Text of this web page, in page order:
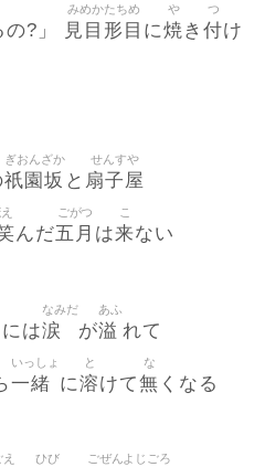
の?」 見目形目
みめかたちめ
に焼
や
き 付
つ
け
祇園坂
ぎおんざか
と 扇子屋
せんすや
んだ五月
ごがつ
は来
こ
ない
は涙
なみだ
が溢
あふ
れて
一緒
いっしょ
に溶
と
けて無
な
くなる
ひび ごぜんよじごろ